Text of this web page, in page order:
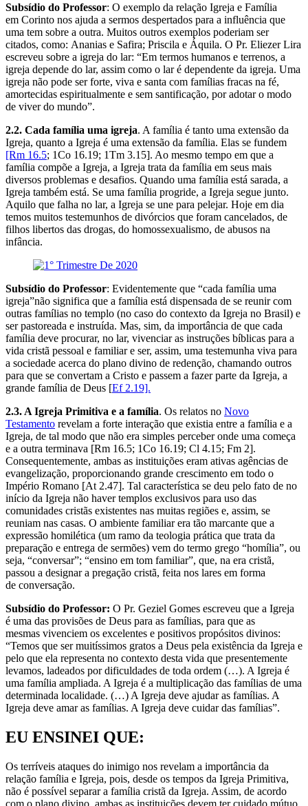
Subsídio do Professor: O exemplo da relação Igreja e Família
em Corinto nos ajuda a sermos despertados para a influência que
uma tem sobre a outra. Muitos outros exemplos poderiam ser
citados, como: Ananias e Safira; Priscila e Áquila. O Pr. Eliezer Lira
escreveu sobre a igreja do lar: “Em termos humanos e terrenos, a
igreja depende do lar, assim como o lar é dependente da igreja. Uma
igreja não pode ser forte, viva e santa com famílias fracas na fé,
amortecidas espiritualmente e sem santificação, por adotar o modo
de viver do mundo”.
2.2. Cada família uma igreja. A família é tanto uma extensão da
Igreja, quanto a Igreja é uma extensão da família. Elas se fundem
[Rm 16.5; 1Co 16.19; 1Tm 3.15]. Ao mesmo tempo em que a
família compõe a Igreja, a Igreja trata da família em seus mais
diversos problemas e desafios. Quando uma família está sarada, a
Igreja também está. Se uma família progride, a Igreja segue junto.
Aquilo que falha no lar, a Igreja se une para pelejar. Hoje em dia
temos muitos testemunhos de divórcios que foram cancelados, de
filhos libertos das drogas, do homossexualismo, de abusos na
infância.
Subsídio do Professor: Evidentemente que “cada família uma
igreja”não significa que a família está dispensada de se reunir com
outras famílias no templo (no caso do contexto da Igreja no Brasil) e
ser pastoreada e instruída. Mas, sim, da importância de que cada
família deve procurar, no lar, vivenciar as instruções bíblicas para a
vida cristã pessoal e familiar e ser, assim, uma testemunha viva para
a sociedade acerca do plano divino de redenção, chamando outros
para que se convertam a Cristo e passem a fazer parte da Igreja, a
grande família de Deus [Ef 2.19].
2.3. A Igreja Primitiva e a família. Os relatos no Novo
Testamento revelam a forte interação que existia entre a família e a
Igreja, de tal modo que não era simples perceber onde uma começa
e a outra terminava [Rm 16.5; 1Co 16.19; Cl 4.15; Fm 2].
Consequentemente, ambas as instituições eram ativas agências de
evangelização, proporcionando grande crescimento em todo o
Império Romano [At 2.47]. Tal característica se deu pelo fato de no
início da Igreja não haver templos exclusivos para uso das
comunidades cristãs existentes nas muitas regiões e, assim, se
reuniam nas casas. O ambiente familiar era tão marcante que a
expressão homilética (um ramo da teologia prática que trata da
preparação e entrega de sermões) vem do termo grego “homília”, ou
seja, “conversar”; “ensino em tom familiar”, que, na era cristã,
passou a designar a pregação cristã, feita nos lares em forma
de conversação.
Subsídio do Professor: O Pr. Geziel Gomes escreveu que a Igreja
é uma das provisões de Deus para as famílias, para que as
mesmas vivenciem os excelentes e positivos propósitos divinos:
“Temos que ser muitíssimos gratos a Deus pela existência da Igreja e
pelo que ela representa no contexto desta vida que presentemente
levamos, ladeados por dificuldades de toda ordem (…). A Igreja é
uma família ampliada. A Igreja é a multiplicação das famílias de uma
determinada localidade. (…) A Igreja deve ajudar as famílias. A
Igreja deve amar as famílias. A Igreja deve cuidar das famílias”.
EU ENSINEI QUE:
Os terríveis ataques do inimigo nos revelam a importância da
relação família e Igreja, pois, desde os tempos da Igreja Primitiva,
não é possível separar a família cristã da Igreja. Assim, de acordo
com o plano divino, ambas as instituições devem ter cuidado mútuo.